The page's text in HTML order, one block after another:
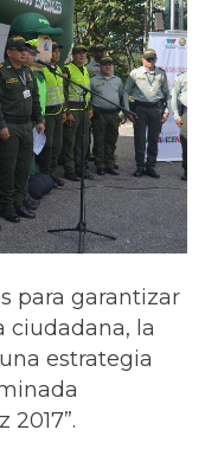
para garantizar
ciudadana, la
estrategia
2017”.